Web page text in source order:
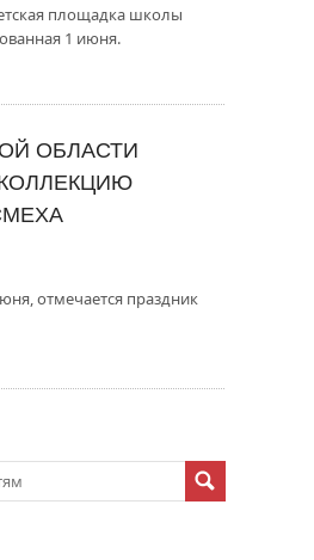
площадка школы
1 июня.
ОБЛАСТИ
отмечается праздник